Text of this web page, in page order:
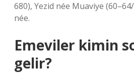
680), Yezid née Muaviye
née.
Emeviler kimin
gelir?